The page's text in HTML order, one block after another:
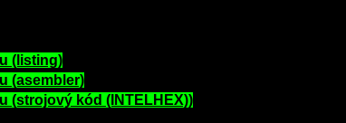
(listing)
(asembler)
(strojový kód (INTELHEX))